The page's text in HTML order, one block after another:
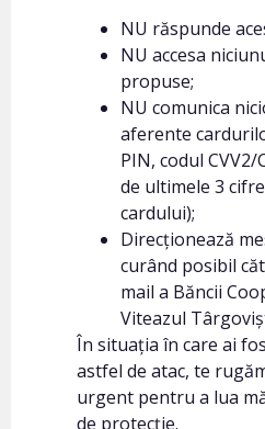
NU răspunde
NU accesa
propuse;
NU comunica
aferente
PIN, codul
de ultimele 3
cardului);
Direcționează
curând posibil
mail a Băncii
Viteazul
În situația în care ai
astfel de atac, te
urgent pentru a lua
de protecție.